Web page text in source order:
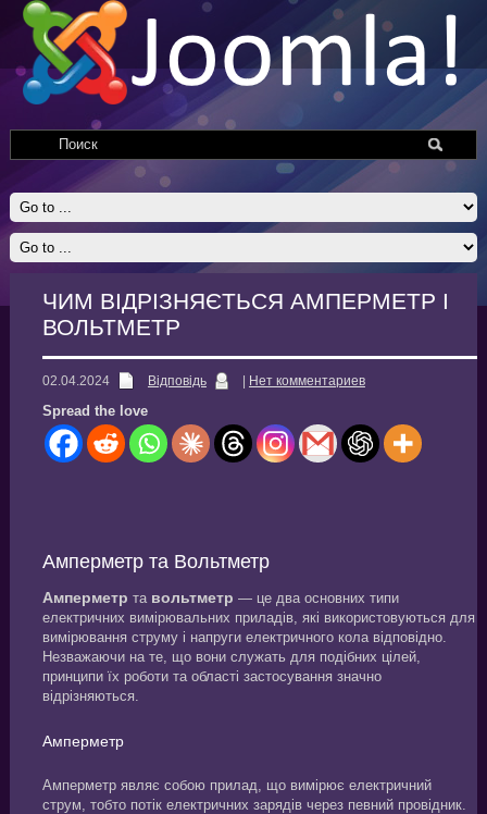
ЧИМ ВІДРІЗНЯЄТЬСЯ АМПЕРМЕТР І
ВОЛЬТМЕТР
02.04.2024 Відповідь Нет комментариев
Spread the love
Амперметр та Вольтметр
Амперметр та вольтметр — це два основних типи
електричних вимірювальних приладів, які використовуються для
вимірювання струму і напруги електричного кола відповідно.
Незважаючи на те, що вони служать для подібних цілей,
принципи їх роботи та області застосування значно
відрізняються.
Амперметр
Амперметр являє собою прилад, що вимірює електричний
струм, тобто потік електричних зарядів через певний провідник.